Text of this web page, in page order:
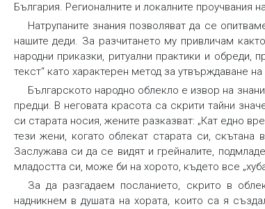
България. Регионалните и локалните проучвания
Натрупаните знания позволяват да се
нашите деди. За разчитането му привличам
народни приказки, ритуални практики и
текст“ като характерен метод за утвърждаване
Българското народно облекло е извор на
предци. В неговата красота са скрити тайни
си старата носия, жените разказват: „Кат едно
тези жени, когато облекат старата си,
Заслужава си да се видят и грейналите,
младостта си, може би на хорото, където все
За да разгадаем посланието, скрито в
надникнем в душата на хората, които са я